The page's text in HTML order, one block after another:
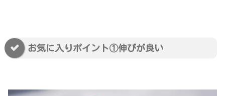
お気に入りポイント①伸びが良い